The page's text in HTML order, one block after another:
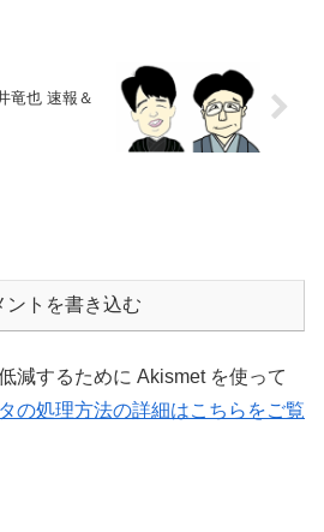
竜也 速報＆
ントを書き込む
減するために Akismet を使って
の処理方法の詳細はこちらをご覧